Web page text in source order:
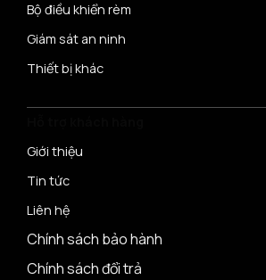
Bộ điều khiển rèm
Giám sát an ninh
Thiết bị khác
Giới thiệu
Tin tức
Liên hệ
Chính sách bảo hành
Chính sách đổi trả